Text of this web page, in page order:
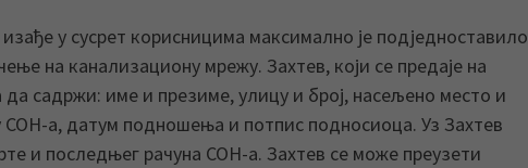
у сусрет корисницима максимално је подједноставило
на канализациону мрежу. Захтев, који се предаје на
садржи: име и презиме, улицу и број, насељено место и
СОН-а, датум подношења и потпис подносиоца. Уз Захтев
и последњег рачуна СОН-а. Захтев се може преузети